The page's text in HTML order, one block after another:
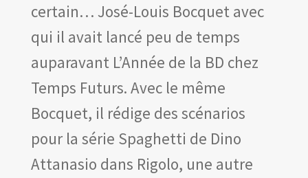
certain… José-Louis Bocquet avec
qui il avait lancé peu de temps
auparavant L’Année de la BD chez
Temps Futurs. Avec le même
Bocquet, il rédige des scénarios
pour la série Spaghetti de Dino
Attanasio dans Rigolo, une autre